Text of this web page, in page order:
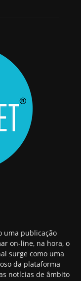
uma publicação
on-line, na hora, o
surge como uma
da plataforma
notícias de âmbito